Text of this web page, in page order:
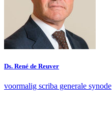
Ds. René de Reuver
voormalig scriba generale synode